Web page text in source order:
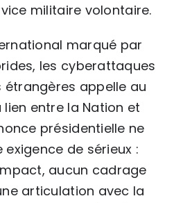
militaire volontaire.
marqué par
les cyberattaques
étrangères appelle au
entre la Nation et
présidentielle ne
de sérieux :
aucun cadrage
articulation avec la